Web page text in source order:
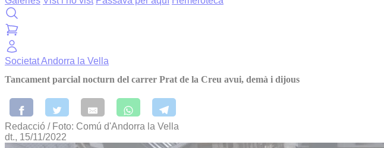
SocietatAndorra la Vella
Tancament parcial nocturn del carrer Prat de la Creu avui, demà i dijous
Redacció / Foto: Comú d'Andorra la Vella
dt., 15/11/2022